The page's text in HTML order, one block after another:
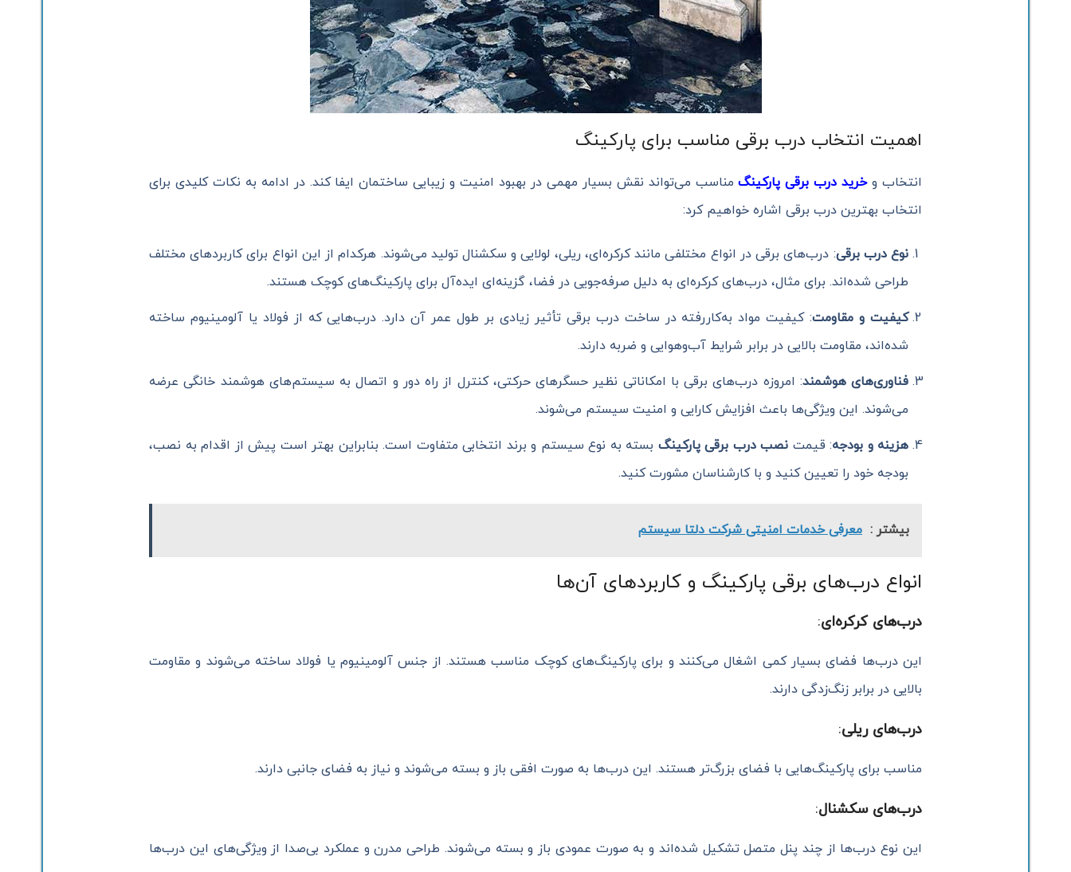
اهمیت انتخاب درب برقی مناسب برای پارکینگ
انتخاب وخرید درب برقی پارکینگمناسب می‌تواند نقش بسیار مهمی در بهبود امنیت و زیبایی ساختمان ایفا کند. در ادامه به نکات کلیدی برای
انتخاب بهترین درب برقی اشاره خواهیم کرد:
نوع درب برقی: درب‌های برقی در انواع مختلفی مانند کرکره‌ای، ریلی، لولایی و سکشنال تولید می‌شوند. هرکدام از این انواع برای کاربردهای مختلف
طراحی شده‌اند. برای مثال، درب‌های کرکره‌ای به دلیل صرفه‌جویی در فضا، گزینه‌ای ایده‌آل برای پارکینگ‌های کوچک هستند.
کیفیت و مقاومت: کیفیت مواد به‌کاررفته در ساخت درب برقی تأثیر زیادی بر طول عمر آن دارد. درب‌هایی که از فولاد یا آلومینیوم ساخته
شده‌اند، مقاومت بالایی در برابر شرایط آب‌وهوایی و ضربه دارند.
فناوری‌های هوشمند: امروزه درب‌های برقی با امکاناتی نظیر حسگرهای حرکتی، کنترل از راه دور و اتصال به سیستم‌های هوشمند خانگی عرضه
می‌شوند. این ویژگی‌ها باعث افزایش کارایی و امنیت سیستم می‌شوند.
هزینه و بودجه: قیمت نصب درب برقی پارکینگ بسته به نوع سیستم و برند انتخابی متفاوت است. بنابراین بهتر است پیش از اقدام به نصب،
بودجه خود را تعیین کنید و با کارشناسان مشورت کنید.
بیشتر : معرفی خدمات امنیتی شرکت دلتا سیستم
انواع درب‌های برقی پارکینگ و کاربردهای آن‌ها
درب‌های کرکره‌ای:
این درب‌ها فضای بسیار کمی اشغال می‌کنند و برای پارکینگ‌های کوچک مناسب هستند. از جنس آلومینیوم یا فولاد ساخته می‌شوند و مقاومت
بالایی در برابر زنگ‌زدگی دارند.
درب‌های ریلی:
مناسب برای پارکینگ‌هایی با فضای بزرگ‌تر هستند. این درب‌ها به صورت افقی باز و بسته می‌شوند و نیاز به فضای جانبی دارند.
درب‌های سکشنال:
این نوع درب‌ها از چند پنل متصل تشکیل شده‌اند و به صورت عمودی باز و بسته می‌شوند. طراحی مدرن و عملکرد بی‌صدا از ویژگی‌های این درب‌ها